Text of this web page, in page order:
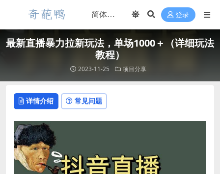
登录
最新直播暴力拉新玩法，单场1000＋（详细玩法
教程）
2023-11-25 项目分享
详情介绍 常见问题